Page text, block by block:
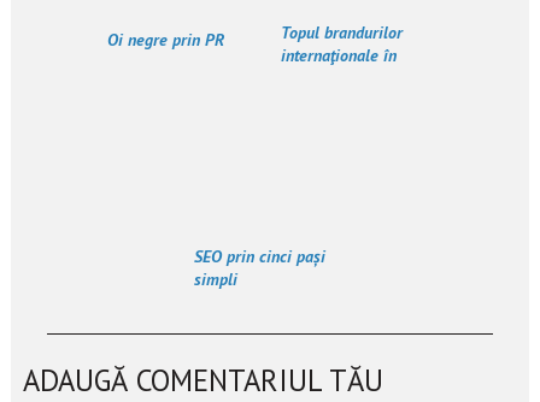
Oi negre prin PR
Topul brandurilor
internaţionale în
SEO prin cinci pași
simpli
ADAUGĂ COMENTARIUL TĂU